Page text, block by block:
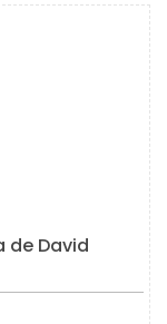
de David